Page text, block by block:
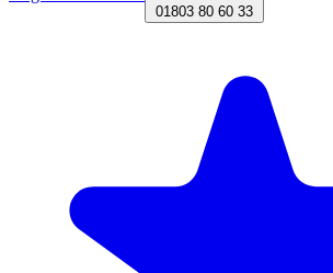
01803 80 60 33